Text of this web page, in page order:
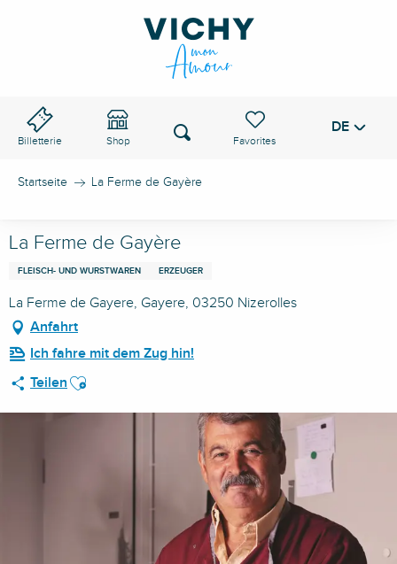
Billetterie Shop
Voir les favoris
Suche DE
Startseite La Ferme de Gayère
La Ferme de Gayère
FLEISCH- UND WURSTWAREN ERZEUGER
La Ferme de Gayere, Gayere, 03250 Nizerolles
Anfahrt
Ich fahre mit dem Zug hin!
Teilen Ajouter aux favoris